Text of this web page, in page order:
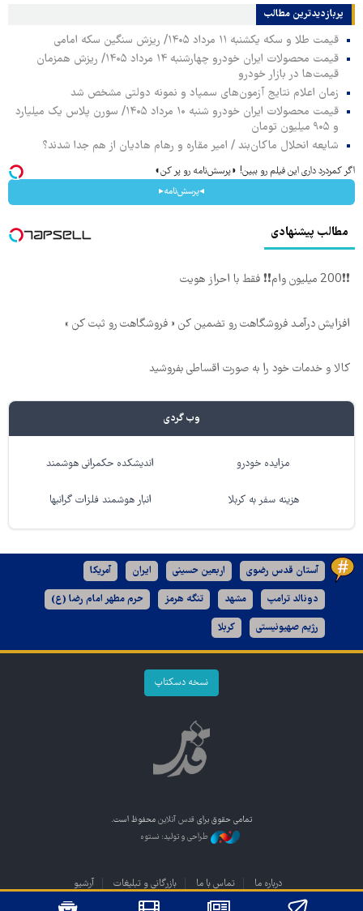
پربازدیدترین‌ مطالب
قیمت طلا و سکه یکشنبه ۱۱ مرداد ۱۴۰۵/ ریزش سنگین سکه امامی
قیمت محصولات ایران خودرو چهارشنبه ۱۴ مرداد ۱۴۰۵/ ریزش همزمان
قیمت‌ها در بازار خودرو
زمان اعلام نتایج آزمون‌های سمپاد و نمونه دولتی مشخص شد
قیمت محصولات ایران خودرو شنبه ۱۰ مرداد ۱۴۰۵/ سورن پلاس یک میلیارد
و ۹۰۵ میلیون تومان
شایعه انحلال ماکان‌بند / امیر مقاره و رهام هادیان از هم جدا شدند؟
اگر کمردرد داری این فیلم رو ببین! ◗پرسش‌نامه رو پر کن◖
◂پرسش‌نامه▸
مطالب پیشنهادی
❗❗200 میلیون وام❗❗ فقط با احراز هویت
افزایش درآمـد فروشگاهت رو تضمین کن « فروشگاهت رو ثبت کن »
کالا و خدمات خود را به صورت اقساطی بفروشید
وب گردی
مزایده خودرو اندیشکده حکمرانی هوشمند
هزینه سفر به کربلا انبار هوشمند فلزات گرانبها
آستان قدس رضوی اربعین حسینی ایران آمریکا
دونالد ترامپ مشهد تنگه هرمز حرم مطهر امام رضا (ع)
رژیم صهیونیستی کربلا
نسخه دسکتاپ
تمامی حقوق برای قدس آنلاین محفوظ است.
طراحی و تولید: نستوه
درباره ما تماس با ما بازرگانی و تبلیغات آرشیو